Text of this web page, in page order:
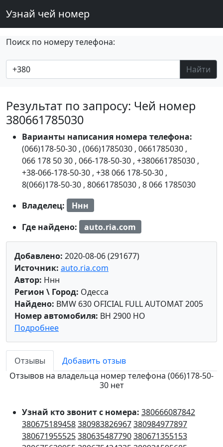
Узнай чей номер
Поиск по номеру телефона:
Найти
Результат по запросу: Чей номер
380661785030
Варианты написания номера телефона:
(066)178-50-30 , (066)1785030 , 0661785030 ,
066 178 50 30 , 066-178-50-30 , +380661785030 ,
+38-066-178-50-30 , +38 066 178-50-30 ,
8(066)178-50-30 , 80661785030 , 8 066 1785030
Владелец:
Ннн
Где найдено:
auto.ria.com
Добавлено: 2020-08-06 (291677)
Источник: auto.ria.com
Автор: Ннн
Регион \ Город: Одесса
Найдено: BMW 630 OFICIAL FULL AUTOMAT 2005
Номер автомобиля: BH 2900 HO
Подробнее
Отзывы
Добавить отзыв
Отзывов на владельца номер телефона (066)178-50-
30 нет
Узнай кто звонит с номера: 380666087842
380675189458380983826967380984977897
380671955525380635487790380671355153